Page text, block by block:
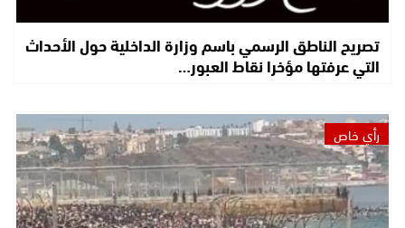
تصريح الناطق الرسمي باسم وزارة الداخلية حول الأحداث
التي عرفتها مؤخرا نقاط العبور…
رأي خاص